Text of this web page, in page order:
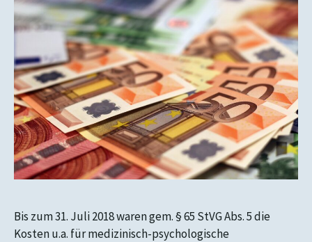
Bis zum 31. Juli 2018 waren gem. § 65 StVG Abs. 5 die
Kosten u.a. für medizinisch-psychologische